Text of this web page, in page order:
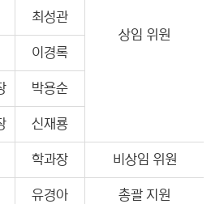
상임 위원
최성관
이경록
박용순
신재룡
학과장 비상임 위원
유경아 총괄 지원